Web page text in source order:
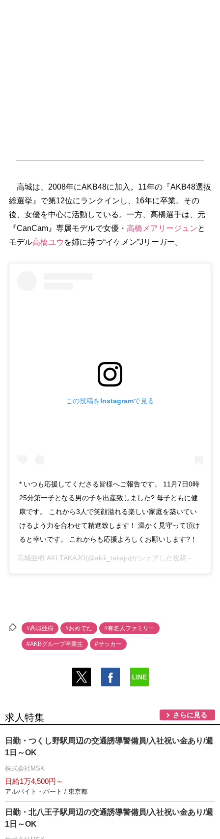
高城は、2008年にAKB48に加入。11年の『AKB48選抜
総選挙』で第12位にランクインし、16年に卒業。その
後、女優を中心に活動している。一方、高橋選手は、元
『CanCam』専属モデルで女優・ 高橋メアリージュンと
モデル高橋ユウ を姉に持つ“イケメン”Jリーガー。
この投稿をInstagramで見る
* いつも応援してくださる皆様へご報告です。 11月7日0時
25分第一子となる男の子を出産致しました? 母子ともに健
康です。 これから3人で笑顔溢れる楽しい家庭を築いてい
けるよう力を合わせて精進致します！ 温かく見守って頂け
ると幸いです。 これからも応援よろしくお願いします?！
高城亜樹 AKI TAKAJO(@akiii_takajo)がシェアした投稿 -
#高城亜樹 #おめでた #有名人ファミリー
#AKBグループ卒業生 #サッカー
求人特集 さらに見る
日勤・つくし野駅周辺の交通誘導警備員/入社祝い金あり/週
1日～OK
株式会社MSK
日給1万4,500円～
アルバイト・パート / 東京都
日勤・北八王子駅周辺の交通誘導警備員/入社祝い金あり/週
1日～OK